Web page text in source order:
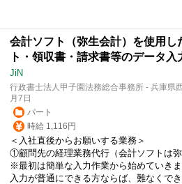
会計ソフト（弥生会計）を使用し
ト・領収書・請求書等のデータ入
JiN
行政書士法人甲子園法務総合事務所 - 兵庫県
月7日
パート
時給 1,116円
＜入社直後からお願いする業務＞
①顧問先の経理業務代行（会計ソフトは弥
※最初は簡単な入力作業から始めていき
入力が普通にできる方ならば、難なくで